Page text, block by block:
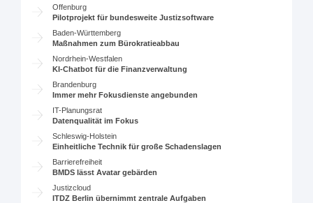
Offenburg
Pilotprojekt für bundesweite Justizsoftware
Baden-Württemberg
Maßnahmen zum Bürokratieabbau
Nordrhein-Westfalen
KI-Chatbot für die Finanzverwaltung
Brandenburg
Immer mehr Fokusdienste angebunden
IT-Planungsrat
Datenqualität im Fokus
Schleswig-Holstein
Einheitliche Technik für große Schadenslagen
Barrierefreiheit
BMDS lässt Avatar gebärden
Justizcloud
ITDZ Berlin übernimmt zentrale Aufgaben